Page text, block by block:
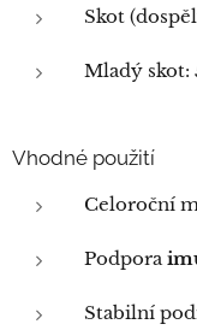
Skot
Mladý skot:
Vhodné použití
Celoroční
Podpora
Stabilní